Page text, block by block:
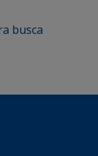
busca